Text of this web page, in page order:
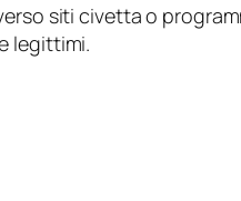
siti civetta o
legittimi.